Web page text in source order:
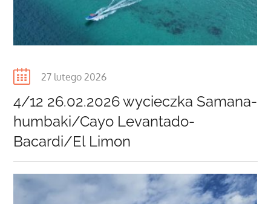
Posted
27 lutego 2026
4/12 26.02.2026 wycieczka Samana-
humbaki/Cayo Levantado-
Bacardi/El Limon